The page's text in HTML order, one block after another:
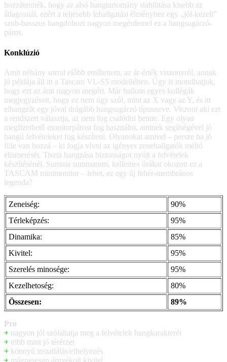
hozzátennék, hogy az alsó hangtartomány stabilitása kisebb az
átlagosnál, ezért a teljesebb lehallgatási élményhez egy „jól-kezelt”
szub-basszus hangdobozt nagyon megérdemel ez a hangsugárzó-
páros.
Konklúzió
Amit néhány sorral előbb említettem, az ár-érték viszonyról, annak
jó példája áll itt a Tascam VL-S5 modellében. Úgy is mondhatjuk,
hogy ezt az árat nagyon megéri. Már hallom egyes kollégák
megjegyzéseit, hogy ez nem úgy szól, mint az X vagy az Y, és itt
elhangzik egy jóval drágább hangsugárzó típusneve. Viszont aki ezt
a rendszert választja, az nem fog csalódni benne. Egy olyan
megfizethető monitorpárost fog használni, aminek segítségével jó
hangú felvételeket fog készíteni. Olyanokat amivel – persze ha jó
füle van hozzá – ki fogja vívni az igényes zenehallgatók méltó
elismerését. Tiszta hangzása biztonságot nyújt a felvételek
készítésénél. Summa summarum, kellemes órákat okozott ez a
TASCAM minimonitor – lehet, ez egy új fehér-membrános
legenda?
Zeneiség:
90%
Térleképzés:
95%
Dinamika:
85%
Kivitel:
95%
Szerelés minosége:
95%
Kezelhetoség:
80%
Összesen:
89%
Pro
+ nagyon jól szólaltatja meg a felvételek hangkarakterét
+ több mint jó térérzet
+ könnyű installálás/elhelyezés
+ mágnesesen árnyékolt kivitel